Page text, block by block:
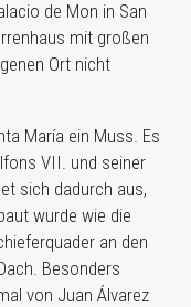
de Mon in San
mit großen
Ort nicht
María ein Muss. Es
VII. und seiner
sich dadurch aus,
wurde wie die
an den
Besonders
von Juan Álvarez